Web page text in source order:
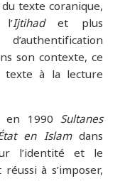
texte coranique,
Ijtihadet plus
son contexte, ce
texte à la lecture
en 1990 Sultanes
en Islamdans
l’identité et le
à s’imposer,